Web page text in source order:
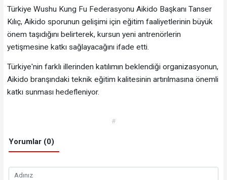
Türkiye Wushu Kung Fu Federasyonu Aikido Başkanı Tanser
Kılıç, Aikido sporunun gelişimi için eğitim faaliyetlerinin büyük
önem taşıdığını belirterek, kursun yeni antrenörlerin
yetişmesine katkı sağlayacağını ifade etti.
Türkiye'nin farklı illerinden katılımın beklendiği organizasyonun,
Aikido branşındaki teknik eğitim kalitesinin artırılmasına önemli
katkı sunması hedefleniyor.
#
Yorumlar (0)